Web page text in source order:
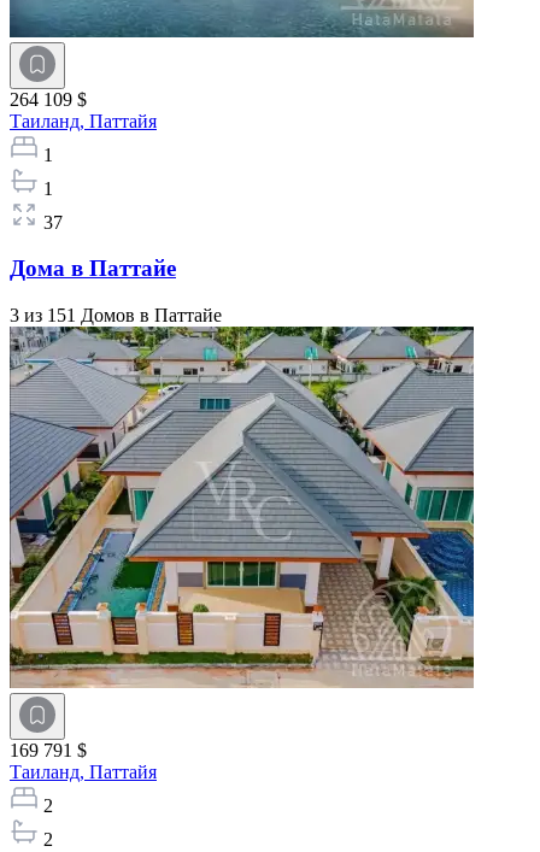
264 109 $
Таиланд, Паттайя
1
1
37
Дома в Паттайе
3 из 151 Домов в Паттайе
169 791 $
Таиланд, Паттайя
2
2